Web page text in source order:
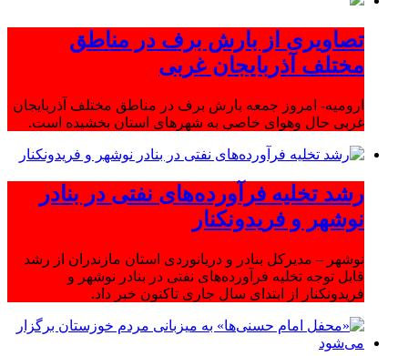
تصاویری از بارش برف در مناطق
مختلف آذربایجان غربی
ارومیه- امروز جمعه بارش برف در مناطق مختلف آذربایجان
غربی حال وهوای خاصی به شهرهای استان بخشیده است.
رشد تخلیه فرآورده‌های نفتی در بنادر
نوشهر و فریدونکنار
نوشهر – مدیرکل بنادر و دریانوردی استان مازندران از رشد
قابل توجه تخلیه فرآورده‌های نفتی در بنادر نوشهر و
فریدونکنار از ابتدای سال جاری تاکنون خبر داد.